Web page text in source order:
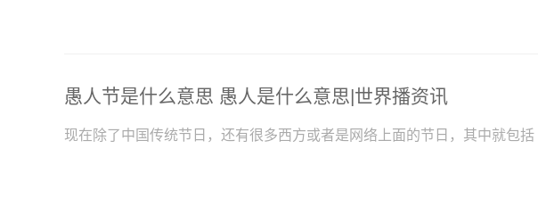
愚人节是什么意思 愚人是什么意思|世界播资讯
现在除了中国传统节日，还有很多西方或者是网络上面的节日，其中就包括